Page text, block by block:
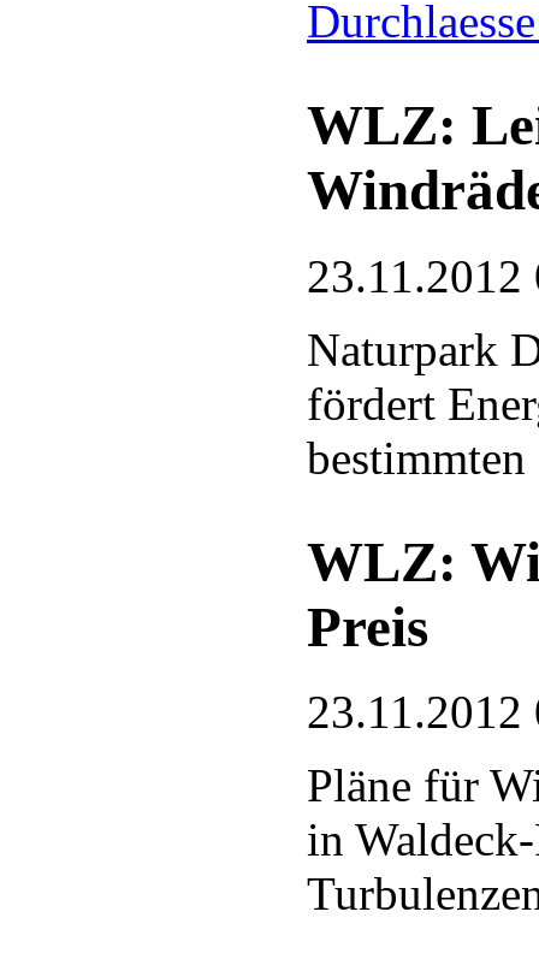
WLZ:
23.11.2012
Naturpark
fördert
WLZ:
Preis
23.11.2012
Pläne für
in